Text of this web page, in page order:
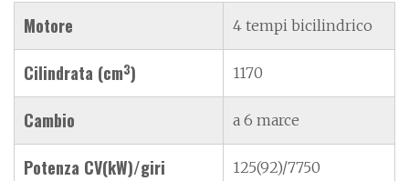
Motore 4 tempi bicilindrico
Cilindrata (cm3) 1170
Cambio a 6 marce
Potenza CV(kW)/giri 125(92)/7750